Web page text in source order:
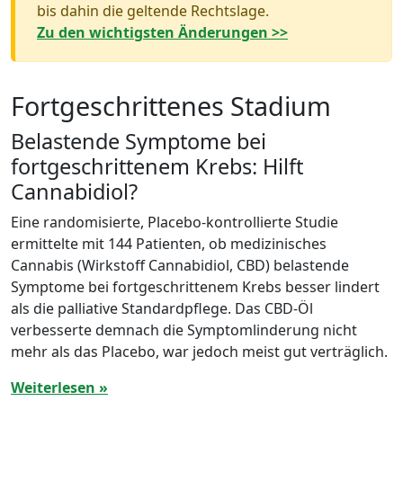
bis dahin die geltende Rechtslage.
Zu den wichtigsten Änderungen >>
Fortgeschrittenes Stadium
Belastende Symptome bei
fortgeschrittenem Krebs: Hilft
Cannabidiol?
Eine randomisierte, Placebo-kontrollierte Studie
ermittelte mit 144 Patienten, ob medizinisches
Cannabis (Wirkstoff Cannabidiol, CBD) belastende
Symptome bei fortgeschrittenem Krebs besser lindert
als die palliative Standardpflege. Das CBD-Öl
verbesserte demnach die Symptomlinderung nicht
mehr als das Placebo, war jedoch meist gut verträglich.
Weiterlesen »